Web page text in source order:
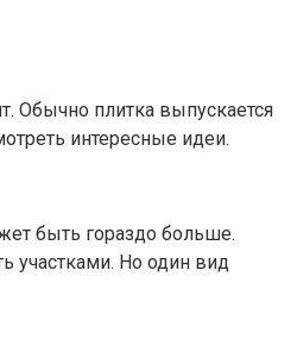
Обычно плитка выпускается
интересные идеи.
быть гораздо больше.
участками. Но один вид